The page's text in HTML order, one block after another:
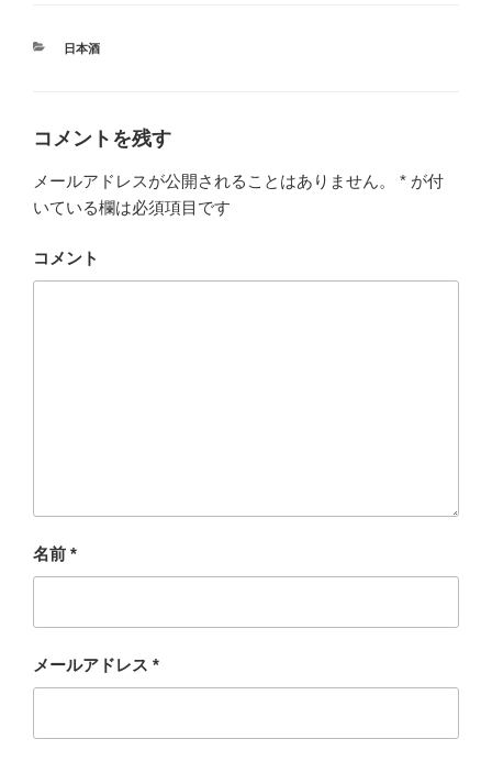
カ
ー
日本酒
コメントを残す
メールアドレスが公開されることはありません。 * が付
いている欄は必須項目です
コメント
名前 *
メールアドレス *